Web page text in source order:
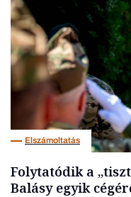
Elszámoltatás
Folytatódik a
Balásy egyik